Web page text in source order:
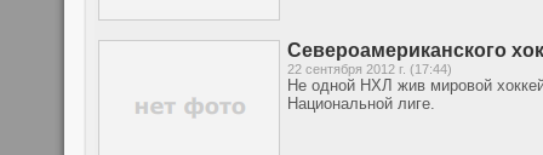
Североамериканского
22 сентября 2012 г. (17:44)
Не одной НХЛ жив мировой
Национальной лиге.